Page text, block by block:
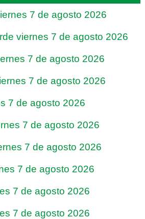
7 de agosto 2026
viernes 7 de agosto 2026
7 de agosto 2026
7 de agosto 2026
7 de agosto 2026
7 de agosto 2026
7 de agosto 2026
7 de agosto 2026
7 de agosto 2026
7 de agosto 2026